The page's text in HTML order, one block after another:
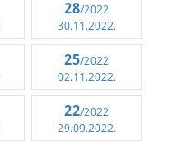
28/2022
30.11.2022.
25/2022
02.11.2022.
22/2022
29.09.2022.